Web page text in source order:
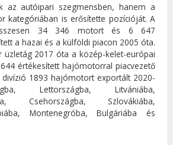
az autóipari szegmensben, hanem a
kategóriában is erősítette pozícióját. A
34 346 motort és 6 647
a hazai és a külföldi piacon 2005 óta.
2017 óta a közép-kelet-európai
értékesített hajómotorral piacvezető
divízió 1893 hajómotort exportált 2020-
Lettországba, Litvániába,
Csehországba, Szlovákiába,
Montenegróba, Bulgáriába és